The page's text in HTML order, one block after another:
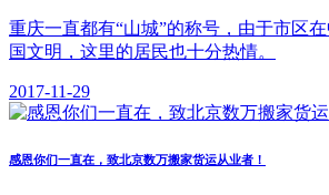
重庆一直都有“山城”的称号，由于市区
国文明，这里的居民也十分热情。
2017-11-29
感恩你们一直在，致北京数万搬家货运从业者！